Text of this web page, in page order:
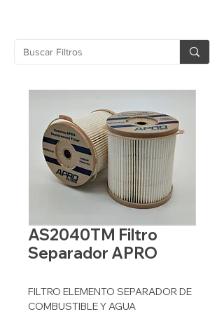
AS2040TM Filtro
Separador APRO
FILTRO ELEMENTO SEPARADOR DE
COMBUSTIBLE Y AGUA